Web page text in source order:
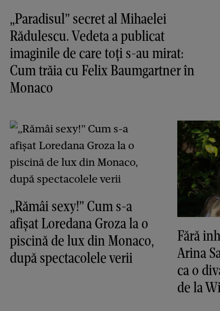
„Paradisul” secret al Mihaelei
Rădulescu. Vedeta a publicat
imaginile de care toți s-au mirat:
Cum trăia cu Felix Baumgartner în
Monaco
„Rămâi sexy!” Cum s-a
afișat Loredana Groza la o
piscină de lux din Monaco,
după spectacolele verii
Fără
Arina
ca o
de la